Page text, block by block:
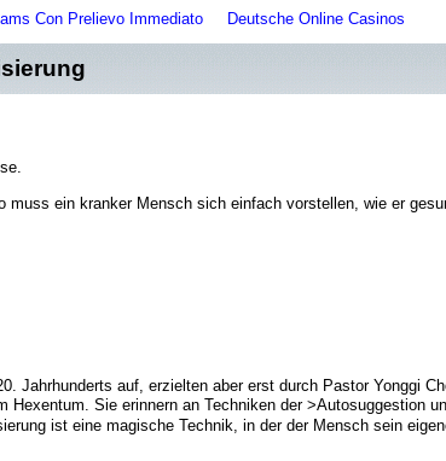
Con Prelievo Immediato Deutsche Online Casinos
ein kranker Mensch sich einfach vorstellen, wie er
Jahrhunderts auf, erzielten aber erst durch Pastor Yonggi
Sie erinnern an Techniken der >Autosuggestion
ist eine magische Technik, in der der Mensch sein